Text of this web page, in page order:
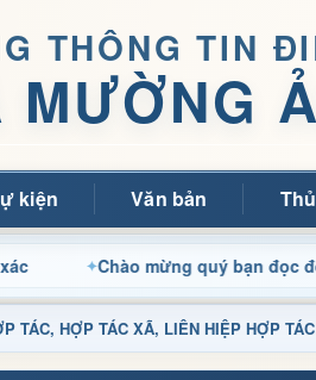
THÔNG TIN
MƯỜNG
kiện Văn bản
Chào mừng quý bạn đọc đến với
TÁC, HỢP TÁC XÃ, LIÊN HIỆP HỢP